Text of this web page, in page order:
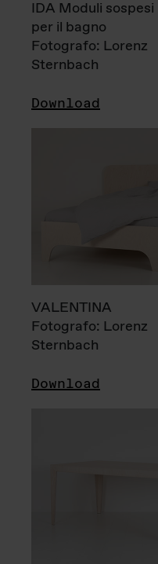
IDA Moduli sospesi
per il bagno
Fotografo: Lorenz
Sternbach
Download
VALENTINA
Fotografo: Lorenz
Sternbach
Download